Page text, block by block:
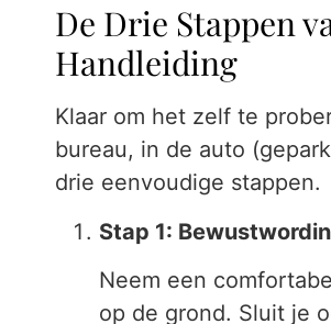
De Drie Stappen
Handleiding
Klaar om het zelf te
bureau, in de auto
drie eenvoudige stappen.
Stap 1:
Neem een
op de grond. Sluit je